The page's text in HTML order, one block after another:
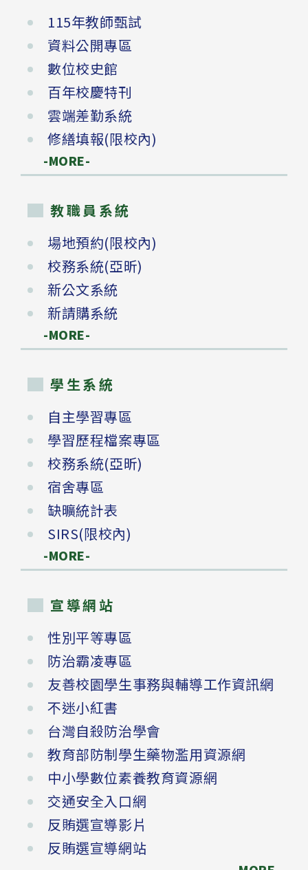
115年教師甄試
資料公開專區
數位校史館
百年校慶特刊
雲端差勤系統
修繕填報(限校內)
-MORE-
教職員系統
場地預約(限校內)
校務系統(亞昕)
新公文系統
新請購系統
-MORE-
學生系統
自主學習專區
學習歷程檔案專區
校務系統(亞昕)
宿舍專區
缺曠統計表
SIRS(限校內)
-MORE-
宣導網站
性別平等專區
防治霸凌專區
友善校園學生事務與輔導工作資訊網
不迷小紅書
台灣自殺防治學會
教育部防制學生藥物濫用資源網
中小學數位素養教育資源網
交通安全入口網
反賄選宣導影片
反賄選宣導網站